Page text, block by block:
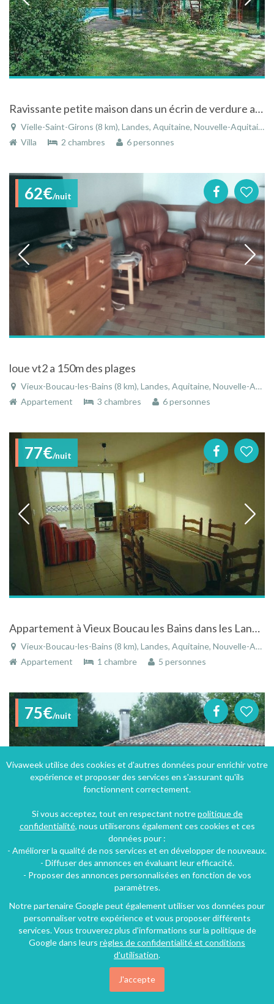
Ravissante petite maison dans un écrin de verdure avec piscine à Vielle-Saint-Girons en Aquitaine
Vielle-Saint-Girons (8 km), Landes, Aquitaine, Nouvelle-Aquitaine, France
Villa
2 chambres 6 personnes
62€/nuit
loue vt2 a 150m des plages
Vieux-Boucau-les-Bains (8 km), Landes, Aquitaine, Nouvelle-Aquitaine, France
Appartement
3 chambres 6 personnes
77€/nuit
Appartement à Vieux Boucau les Bains dans les Landes en Aquitaine avec vue sur l'océan
Vieux-Boucau-les-Bains (8 km), Landes, Aquitaine, Nouvelle-Aquitaine, France
Appartement
1 chambre 5 personnes
75€/nuit
Villa proche de la mer à Vieux-Boucau-les-Bains
Vieux-Boucau-les-Bains (8 km), Landes, Aquitaine, Nouvelle-Aquitaine, France
Villa
3 chambres 6 personnes
Vivaweek utilise des cookies et d'autres données pour enrichir votre
expérience et proposer des services en s'assurant qu'ils
fonctionnent correctement.
Si vous acceptez, tout en respectant notrepolitique de
confidentialité, nous utiliserons également ces cookies et ces
données pour :
- Améliorer la qualité de nos services et en développer de nouveaux.
- Diffuser des annonces en évaluant leur efficacité.
- Proposer des annonces personnalisées en fonction de vos
paramètres.
Notre partenaire Google peut également utiliser vos données pour
personnaliser votre expérience et vous proposer différents
services. Vous trouverez plus d'informations sur la politique de
Google dans leurs règles de confidentialité et conditions
d'utilisation.
J'accepte